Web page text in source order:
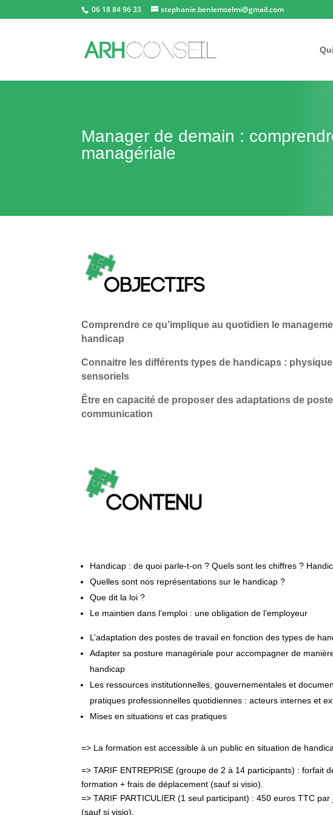
06 18 84 96 33 stephanie.benlemselmi@gmail.com
Manager de demain :
managériale
Comprendre ce qu’implique au quotidien le
handicap
Connaitre les différents types de handicaps :
sensoriels
Être en capacité de proposer des adaptations de
communication
Handicap : de quoi parle-t-on ? Quels sont les chiffres ?
Quelles sont nos représentations sur le handicap ?
Que dit la loi ?
Le maintien dans l’emploi : une obligation de l’employeur
L’adaptation des postes de travail en fonction des types de
Adapter sa posture managériale pour accompagner de
handicap
Les ressources institutionnelles, gouvernementales et
pratiques professionnelles quotidiennes : acteurs internes et
Mises en situations et cas pratiques
=> La formation est accessible à un public en situation de
=> TARIF ENTREPRISE (groupe de 2 à 14 participants) : forfait
formation + frais de déplacement (sauf si visio).
=> TARIF PARTICULIER (1 seul participant) : 450 euros TTC
(sauf si visio).